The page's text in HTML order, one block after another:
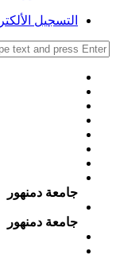
التسجيل
جامعة دمنهور
جامعة دمنهور